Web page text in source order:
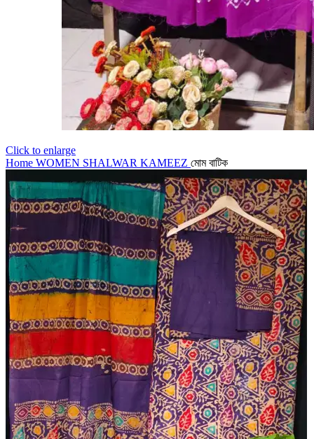
Click to enlarge
Home WOMEN SHALWAR KAMEEZ মোম বাটিক